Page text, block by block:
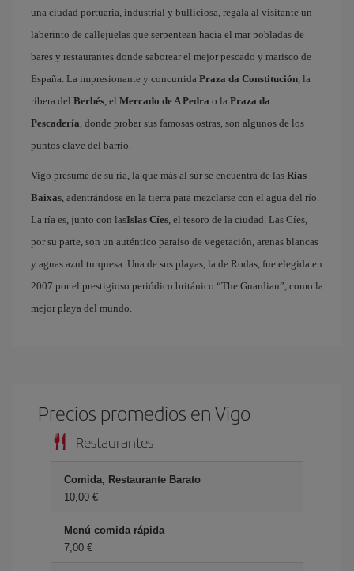
una ciudad portuaria, industrial y bulliciosa, regala al visitante un
laberinto de callejuelas que serpentean hacia el mar pobladas de
bares y restaurantes donde saborear el mejor pescado y marisco de
España. La impresionante y concurrida Praza da Constitución, la
ribera del Berbés, el Mercado de A Pedra o la Praza da
Pescadería, donde probar sus famosas ostras, son algunos de los
puntos clave del barrio.
Vigo presume de su ría, la que más al sur se encuentra de las Rías
Baixas, adentrándose en la tierra para mezclarse con el agua del río.
La ría es, junto con lasIslas Cíes, el tesoro de la ciudad. Las Cíes,
por su parte, son un auténtico paraíso de vegetación, arenas blancas
y aguas azul turquesa. Una de sus playas, la de Rodas, fue elegida en
2007 por el prestigioso periódico británico “The Guardian”, como la
mejor playa del mundo.
Precios promedios en Vigo
Restaurantes
Comida, Restaurante Barato
10,00 €
Menú comida rápida
7,00 €